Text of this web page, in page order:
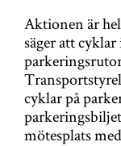
Aktionen är
säger att
cyklar på
mötesplats